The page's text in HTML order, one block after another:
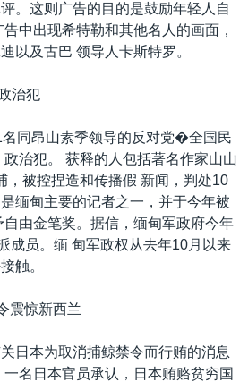
。这则广告的目的是鼓励年轻人自
中出现希特勒和其他名人的画面，
以及古巴 领导人卡斯特罗。
治犯
同昂山素季领导的反对党�全国民
治犯。 获释的人包括著名作家山山
，被控捏造和传播假 新闻，判处10
缅甸主要的记者之一，并于今年被
由金笔奖。据信，缅甸军政府今年
成员。缅 甸军政权从去年10月以来
触。
震惊新西兰
日本为取消捕鲸禁令而行贿的消息
名日本官员承认，日本贿赂贫穷国